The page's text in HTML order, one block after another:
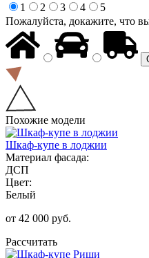
1
2 3 4
5
Пожалуйста, докажите, что
Похожие модели
Шкаф-купе в лоджии
Материал фасада:
ДСП
Цвет:
Белый
от 42 000 руб.
Рассчитать